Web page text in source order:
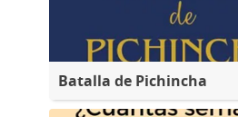
Batalla de Pichincha